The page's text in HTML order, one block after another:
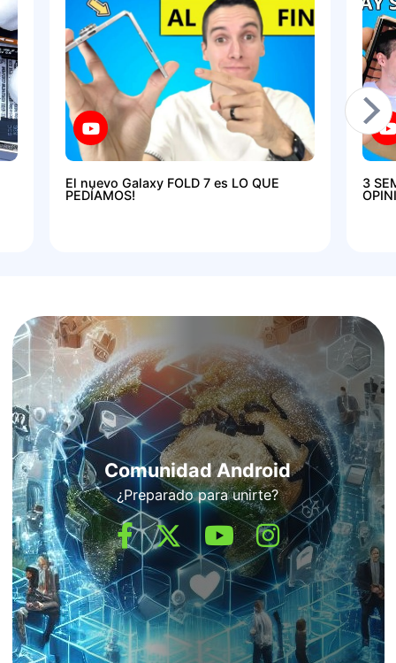
El nuevo Galaxy FOLD 7 es LO QUE
PEDÍAMOS!
3
Comunidad Android
¿Preparado para unirte?